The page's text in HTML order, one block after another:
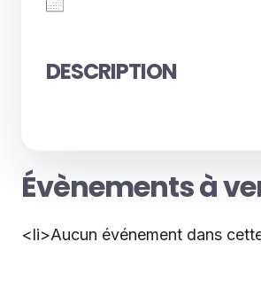
DESCRIPTION
Évènements à
<li>Aucun événement dans